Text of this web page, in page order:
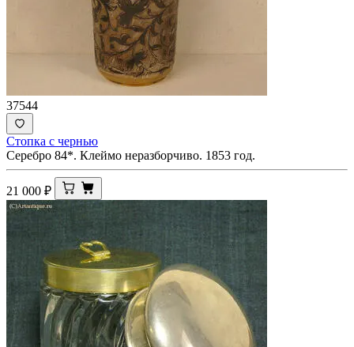
37544
Стопка с чернью
Серебро 84*. Клеймо неразборчиво. 1853 год.
21 000 ₽